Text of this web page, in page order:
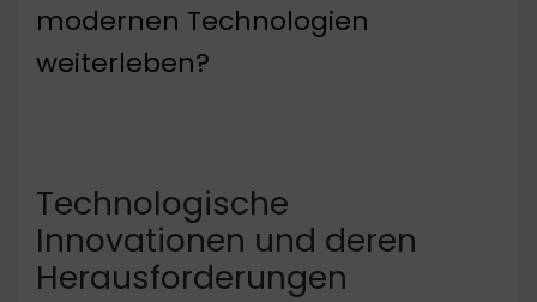
modernen Technologien
weiterleben?
Technologische
Innovationen und deren
Herausforderungen